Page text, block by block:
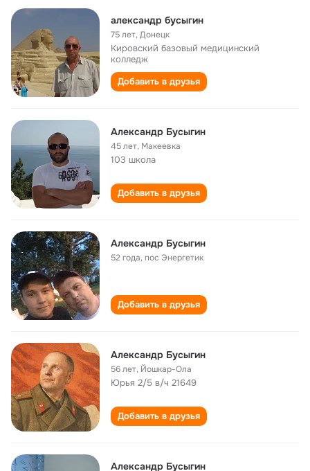
александр бусыгин
75 лет,Донецк
Кировский базовый медицинский
колледж
Добавить в друзья
Александр Бусыгин
45 лет, Макеевка
103 школа
Добавить в друзья
Александр Бусыгин
52 года,пос Энергетик
Добавить в друзья
Александр Бусыгин
56 лет, Йошкар-Ола
Юрья 2/5 в/ч 21649
Добавить в друзья
Александр Бусыгин